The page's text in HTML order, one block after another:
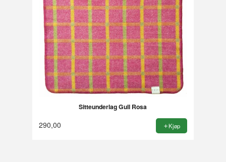
Sitteunderlag Gull Rosa
290,00 Kjøp